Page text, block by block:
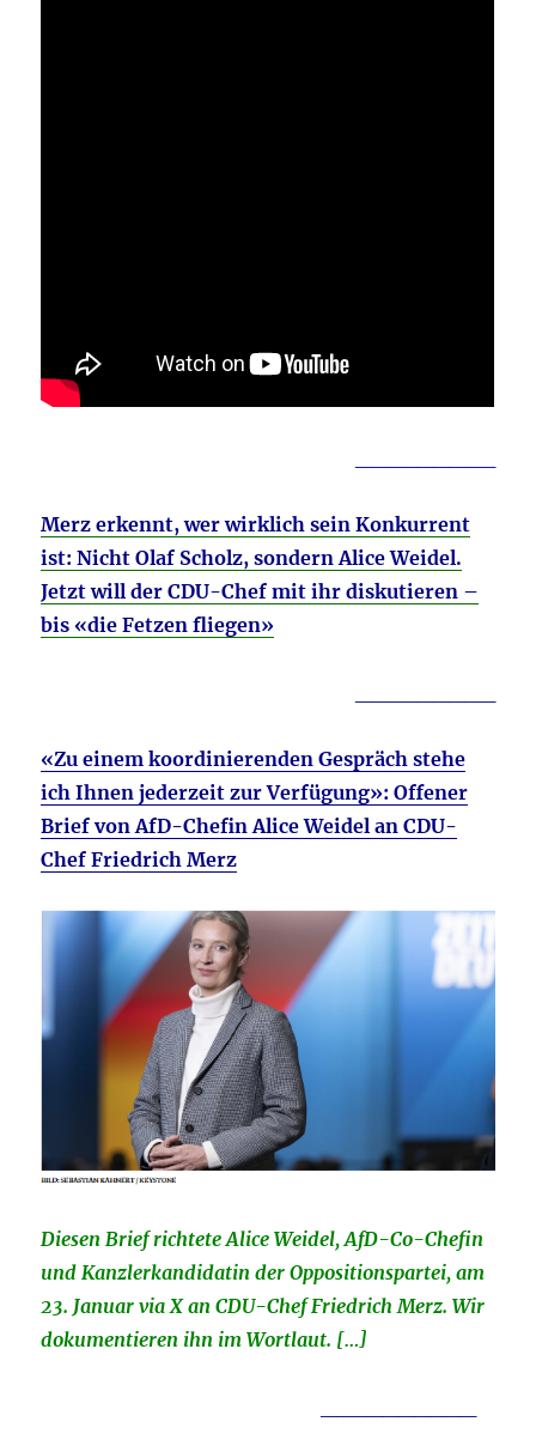
Merz erkennt, wer wirklich sein Konkurrent
ist: Nicht Olaf Scholz, sondern Alice Weidel.
Jetzt will der CDU-Chef mit ihr diskutieren –
bis «die Fetzen fliegen»
«Zu einem koordinierenden Gespräch stehe
ich Ihnen jederzeit zur Verfügung»: Offener
Brief von AfD-Chefin Alice Weidel an CDU-
Chef Friedrich Merz
Diesen Brief richtete Alice Weidel, AfD-Co-Chefin
und Kanzlerkandidatin der Oppositionspartei, am
23. Januar via X an CDU-Chef Friedrich Merz. Wir
dokumentieren ihn im Wortlaut. […]